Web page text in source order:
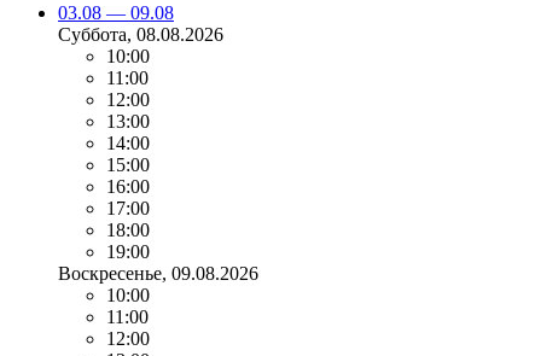
03.08 — 09.08
Суббота, 08.08.2026
10:00
11:00
12:00
13:00
14:00
15:00
16:00
17:00
18:00
19:00
Воскресенье, 09.08.2026
10:00
11:00
12:00